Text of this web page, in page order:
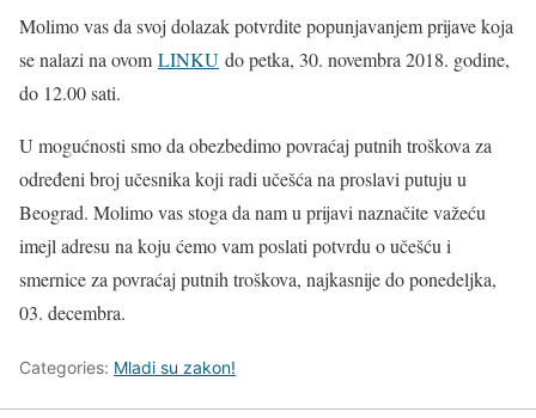
Molimo vas da svoj dolazak potvrdite popunjavanjem prijave koja
se nalazi na ovom LINKU do petka, 30. novembra 2018. godine,
do 12.00 sati.
U mogućnosti smo da obezbedimo povraćaj putnih troškova za
određeni broj učesnika koji radi učešća na proslavi putuju u
Beograd. Molimo vas stoga da nam u prijavi naznačite važeću
imejl adresu na koju ćemo vam poslati potvrdu o učešću i
smernice za povraćaj putnih troškova, najkasnije do ponedeljka,
03. decembra.
Categories: Mladi su zakon!